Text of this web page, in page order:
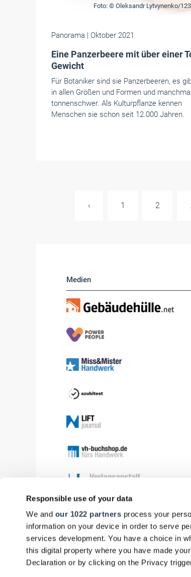
Responsible use of your data
We and our 1022 partners process your
information on your device in order to serve
services development. You have a choice in
this digital property where you have made
Declaration or by clicking on the Privacy
Foto: © Oleksandr Lytvynenko/
Panorama | Oktober 2021
Eine Panzerbeere mit über einer
Gewicht
Für Botaniker sind sie Panzerbeeren, es
in allen Größen und Formen und manchmal
tonnenschwer. Als Kulturpflanze kennen
Menschen sie schon seit 12.000 Jahren.
‹ 1 2
Medien